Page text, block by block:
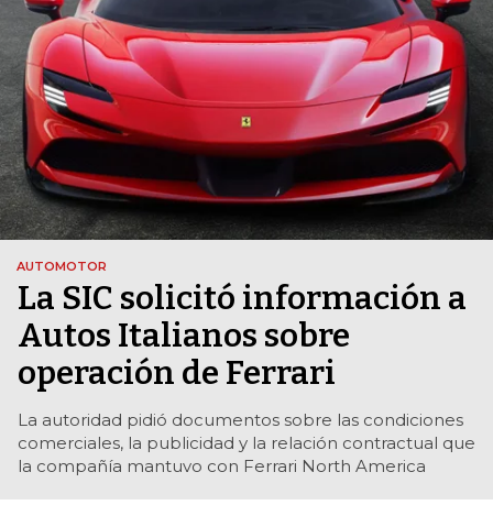
AUTOMOTOR
La SIC solicitó información a
Autos Italianos sobre
operación de Ferrari
La autoridad pidió documentos sobre las condiciones
comerciales, la publicidad y la relación contractual que
la compañía mantuvo con Ferrari North America